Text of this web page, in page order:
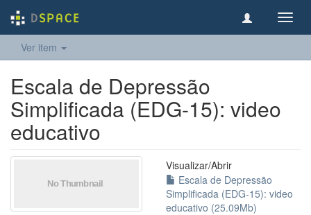
Ver item
Escala de Depressão
Simplificada (EDG-15): video
educativo
Visualizar/Abrir
Escala de Depressão
Simplificada (EDG-15): video
educativo (25.09Mb)